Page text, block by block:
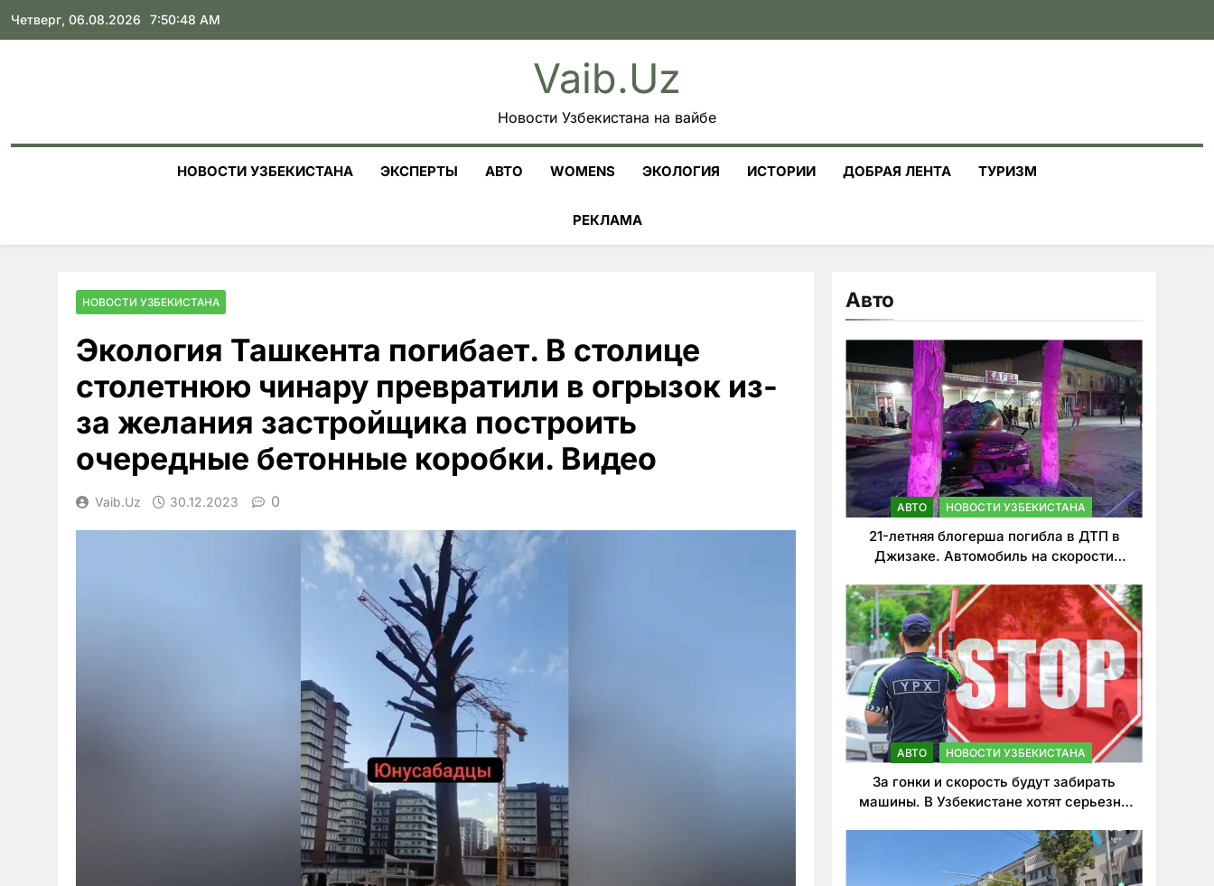
Skip
Четверг, 06.08.2026 7:50:49 AM
Vaib.uz
Новости Узбекистана на вайбе
НОВОСТИ УЗБЕКИСТАНА ЭКСПЕРТЫ АВТО WOMENS ЭКОЛОГИЯ ИСТОРИИ ДОБРАЯ ЛЕНТА ТУРИЗМ
РЕКЛАМА
НОВОСТИ УЗБЕКИСТАНА
Экология Ташкента погибает. В столице
столетнюю чинару превратили в огрызок из-
за желания застройщика построить
очередные бетонные коробки. Видео
Vaib.uz 30.12.2023 0
Авто
АВТО НОВОСТИ УЗБЕКИСТАНА
21-летняя блогерша погибла в ДТП в
Джизаке. Автомобиль на скорости
АВТО НОВОСТИ УЗБЕКИСТАНА
За гонки и скорость будут забирать
машины. В Узбекистане хотят серьезно